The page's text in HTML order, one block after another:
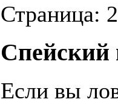
Страница:
Спейский
Если вы